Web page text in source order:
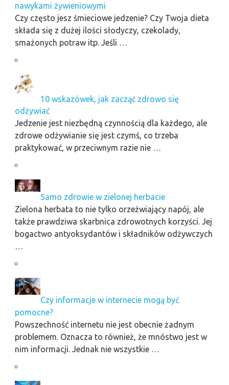
nawykami żywieniowymi
Czy często jesz śmieciowe jedzenie? Czy Twoja dieta
składa się z dużej ilości słodyczy, czekolady,
smażonych potraw itp. Jeśli …
10 wskazówek, jak zacząć zdrowo się
odżywiać
Jedzenie jest niezbędną czynnością dla każdego, ale
zdrowe odżywianie się jest czymś, co trzeba
praktykować, w przeciwnym razie nie …
Samo zdrowie w zielonej herbacie
Zielona herbata to nie tylko orzeźwiający napój, ale
także prawdziwa skarbnica zdrowotnych korzyści. Jej
bogactwo antyoksydantów i składników odżywczych
…
Czy informacje w internecie mogą być
pomocne?
Powszechność internetu nie jest obecnie żadnym
problemem. Oznacza to również, że mnóstwo jest w
nim informacji. Jednak nie wszystkie …